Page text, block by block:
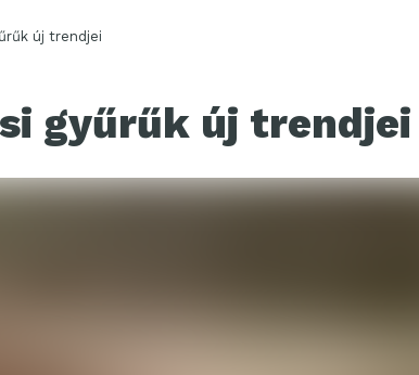
új trendjei
gyűrűk új trendjei